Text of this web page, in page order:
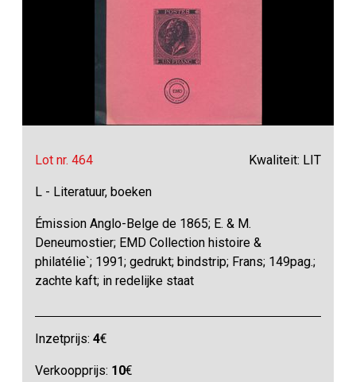
Lot nr. 464 Kwaliteit: LIT
L - Literatuur, boeken
Émission Anglo-Belge de 1865; E. & M.
Deneumostier; EMD Collection histoire &
philatélie`; 1991; gedrukt; bindstrip; Frans; 149pag.;
zachte kaft; in redelijke staat
Inzetprijs:4€
Verkoopprijs: 10€